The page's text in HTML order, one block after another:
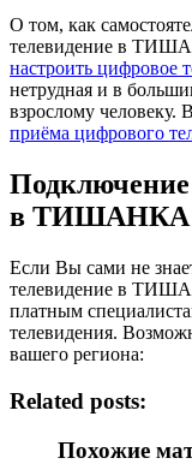
О том, как
телевидение в
настроить цифровое
нетрудная и в
взрослому человеку.
приёма цифрового
Подключение
в ТИШАНКА
Если Вы сами не
телевидение в
платным
телевидения.
вашего региона:
Related posts:
Похожие